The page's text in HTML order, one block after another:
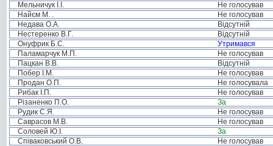
Мельничук І.І.
Не голосував
Найєм М. .
Не голосував
Недава О.А.
Відсутній
Нестеренко В.Г.
Відсутній
Онуфрик Б.С.
Утримався
Паламарчук М.П.
Не голосував
Пацкан В.В.
Відсутній
Побер І.М.
Не голосував
Продан О.П.
Не голосувала
Рибак І.П.
Не голосував
Різаненко П.О.
За
Рудик С.Я.
Не голосував
Саврасов М.В.
Не голосував
Соловей Ю.І.
За
Співаковський О.В.
Не голосував